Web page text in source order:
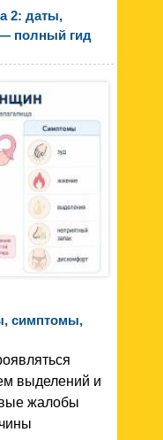
2: даты,
полный гид
симптомы,
выделений и
жалобы